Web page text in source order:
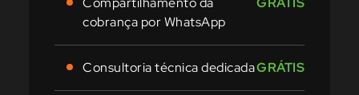
cobrança por WhatsApp
Consultoria técnica dedicadaGRÁTIS